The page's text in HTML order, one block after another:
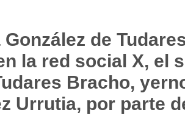
González de
la red social X, el
Bracho,
Urrutia, por parte